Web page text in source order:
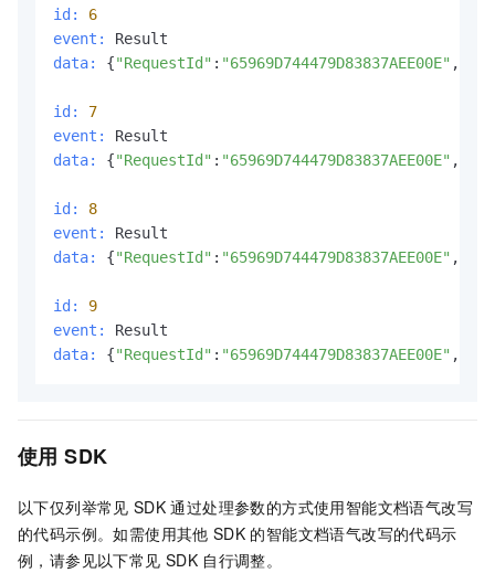
id:
6
event:
data:
{"RequestId" : "65969D744479D83837AEE00E" ,
id:
7
event:
data:
{"RequestId" : "65969D744479D83837AEE00E" ,
id:
8
event:
data:
{"RequestId" : "65969D744479D83837AEE00E" ,
id:
9
event:
data:
{"RequestId" : "65969D744479D83837AEE00E" ,
使用 SDK
以下仅列举常见 SDK 通过处理参数的方式使用智能文档语气改写
的代码示例。如需使用其他 SDK 的智能文档语气改写的代码示
例，请参见以下常见 SDK 自行调整。